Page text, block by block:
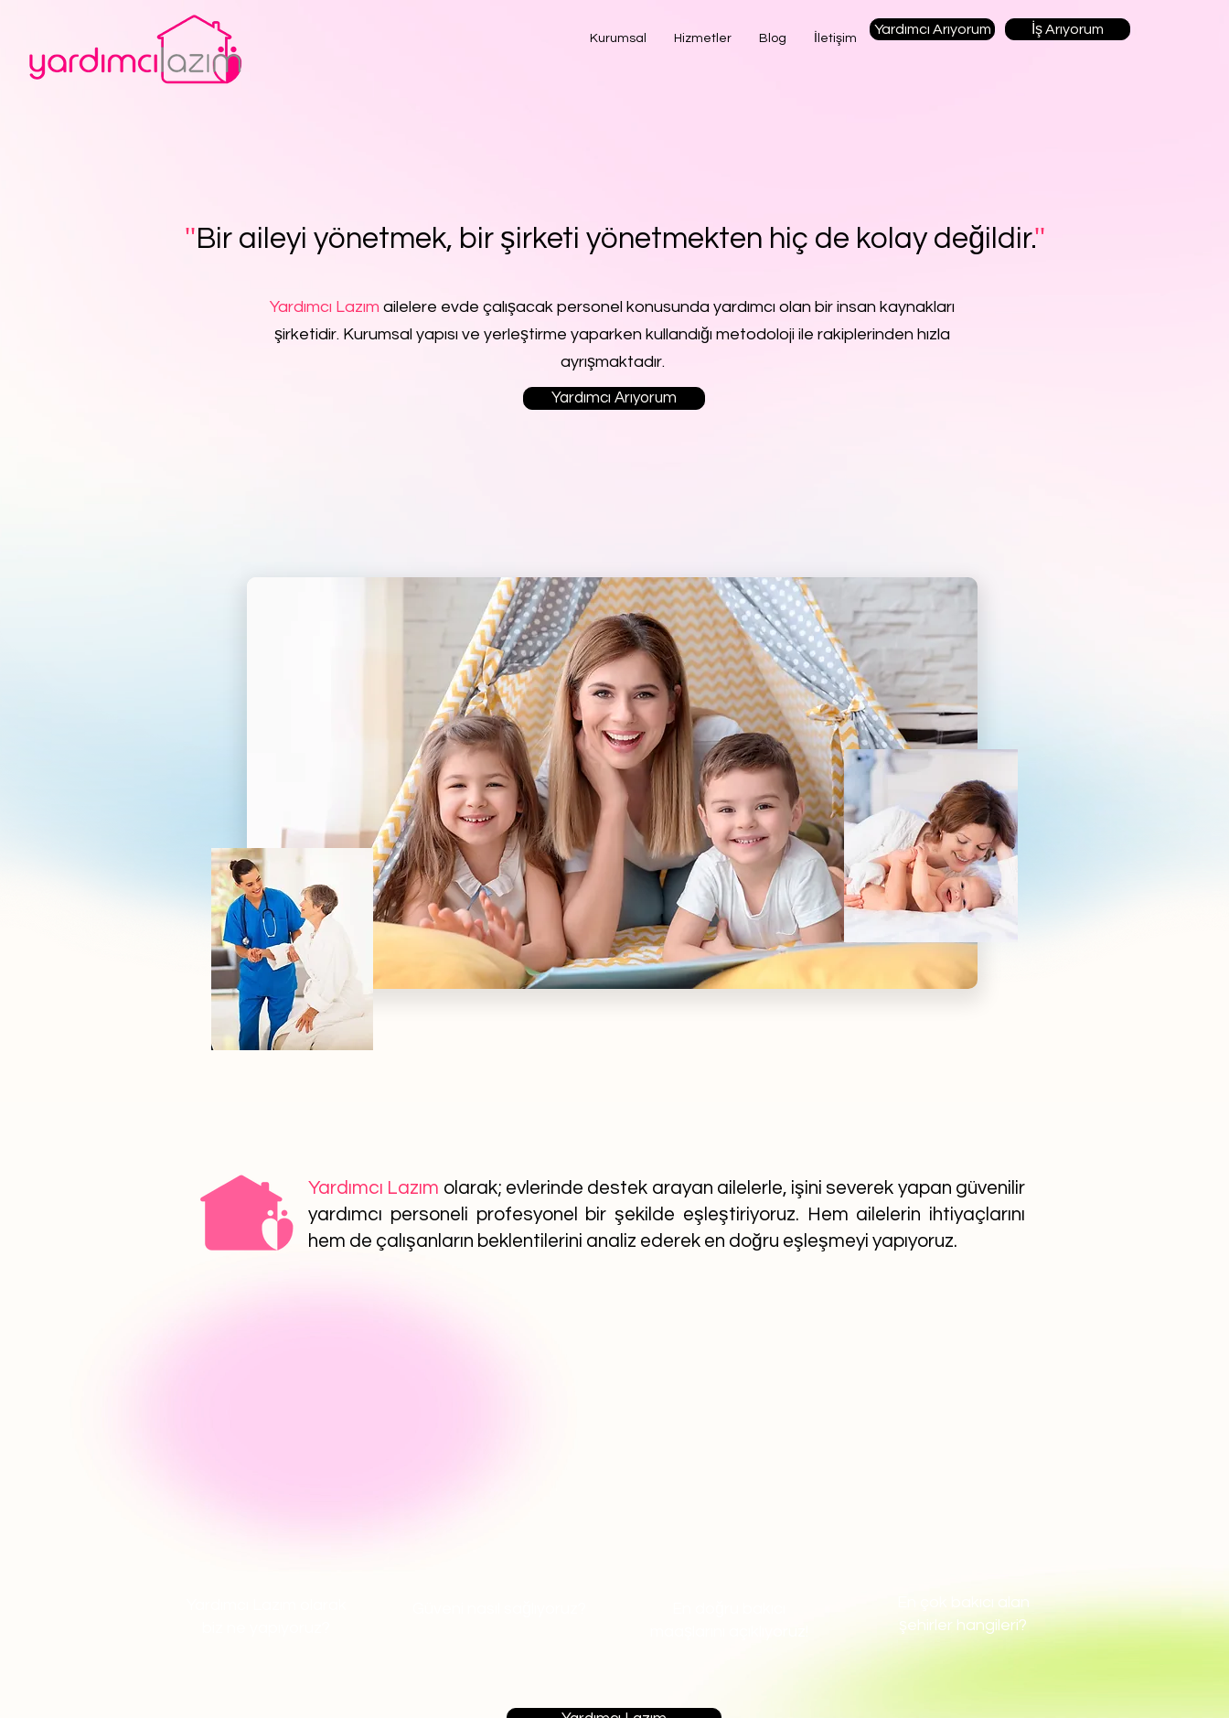
Kurumsal Hizmetler Blog İletişim
Yardımcı Arıyorum İş Arıyorum
''Bir aileyi yönetmek, bir şirketi yönetmekten hiç de kolay değildir.''
Yardımcı Lazım ailelere evde çalışacak personel konusunda yardımcı olan bir insan kaynakları
şirketidir. Kurumsal yapısı ve yerleştirme yaparken kullandığı metodoloji ile rakiplerinden hızla
ayrışmaktadır.
Yardımcı Arıyorum
Yardımcı Lazım olarak; evlerinde destek arayan ailelerle, işini severek yapan güvenilir
yardımcı personeli profesyonel bir şekilde eşleştiriyoruz. Hem ailelerin ihtiyaçlarını
hem de çalışanların beklentilerini analiz ederek en doğru eşleşmeyi yapıyoruz.
En çok bakıcı alan
şehirler hangileri?